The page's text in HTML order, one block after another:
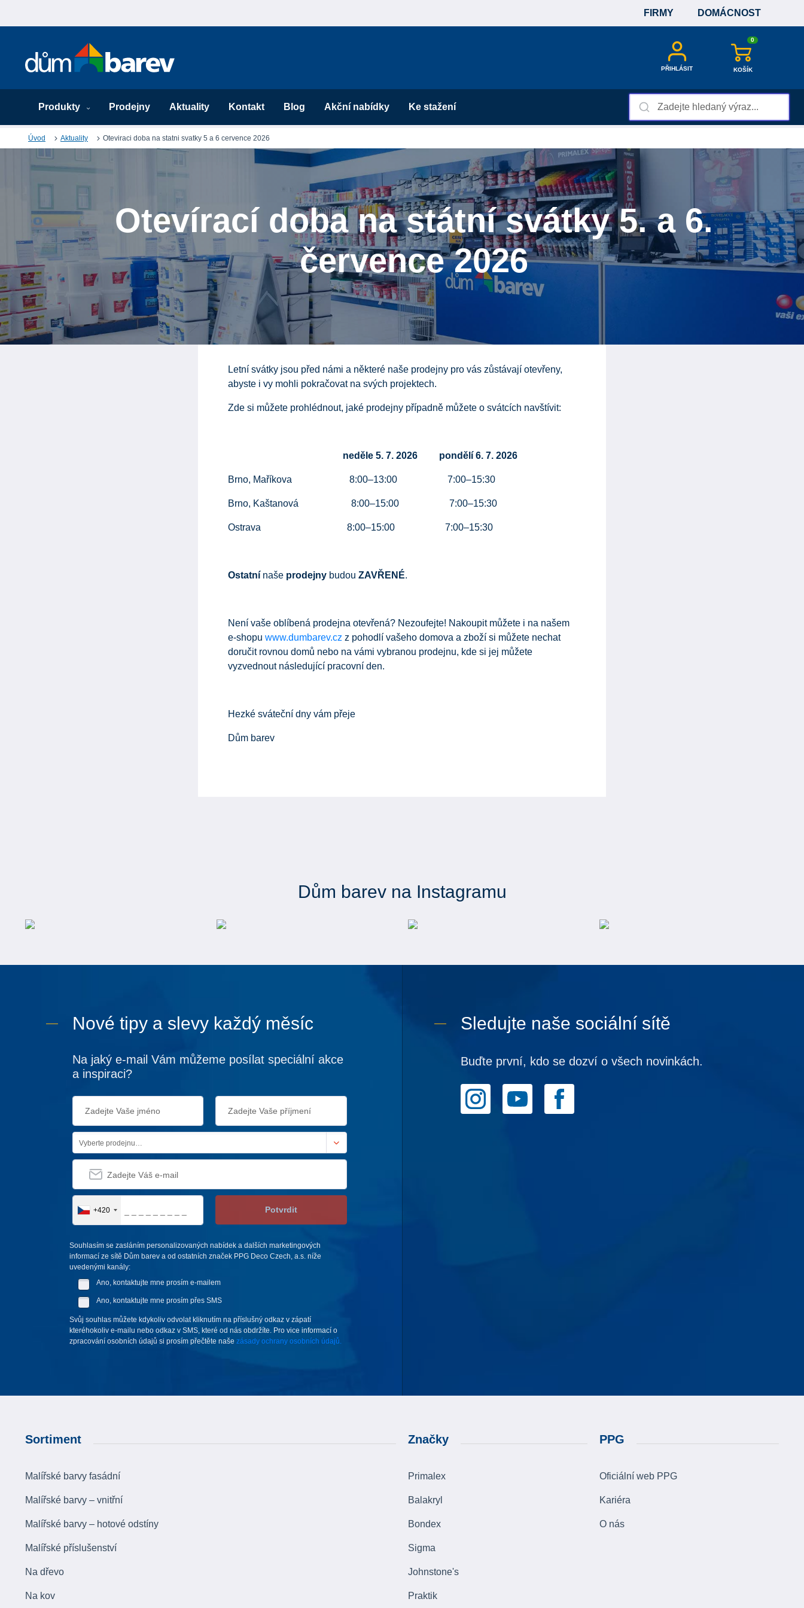
FIRMY DOMÁCNOST
PŘIHLÁSIT
0
KOŠÍK
Produkty Prodejny Aktuality Kontakt Blog Akční nabídky Ke stažení
Úvod Aktuality Oteviraci doba na statni svatky 5 a 6 cervence 2026
Otevírací doba na státní svátky 5. a 6.
července 2026
Letní svátky jsou před námi a některé naše prodejny pro vás zůstávají otevřeny,
abyste i vy mohli pokračovat na svých projektech.
Zde si můžete prohlédnout, jaké prodejny případně můžete o svátcích navštívit:
neděle 5. 7. 2026 pondělí 6. 7. 2026
Brno, Maříkova 8:00–13:00 7:00–15:30
Brno, Kaštanová 8:00–15:00 7:00–15:30
Ostrava 8:00–15:00 7:00–15:30
Ostatní naše prodejny budou ZAVŘENÉ.
Není vaše oblíbená prodejna otevřená? Nezoufejte! Nakoupit můžete i na našem
e-shopu www.dumbarev.cz z pohodlí vašeho domova a zboží si můžete nechat
doručit rovnou domů nebo na vámi vybranou prodejnu, kde si jej můžete
vyzvednout následující pracovní den.
Hezké sváteční dny vám přeje
Dům barev
Dům barev na Instagramu
Nové tipy a slevy každý měsíc
Na jaký e-mail Vám můžeme posílat speciální akce
a inspiraci?
Vyberte prodejnu…
+420 Potvrdit
Souhlasím se zasláním personalizovaných nabídek a dalších marketingových
informací ze sítě Dům barev a od ostatních značek PPG Deco Czech, a.s. níže
uvedenými kanály:
Ano, kontaktujte mne prosím e-mailem
Ano, kontaktujte mne prosím přes SMS
Svůj souhlas můžete kdykoliv odvolat kliknutím na příslušný odkaz v zápatí
kteréhokoliv e-mailu nebo odkaz v SMS, které od nás obdržíte. Pro vice informací o
zpracování osobních údajů si prosím přečtěte naše zásady ochrany osobních údajů.
Sledujte naše sociální sítě
Buďte první, kdo se dozví o všech novinkách.
Sortiment
Malířské barvy fasádní
Malířské barvy – vnitřní
Malířské barvy – hotové odstíny
Malířské příslušenství
Na dřevo
Na kov
Značky
Primalex
Balakryl
Bondex
Sigma
Johnstone's
Praktik
PPG
Oficiální web PPG
Kariéra
O nás